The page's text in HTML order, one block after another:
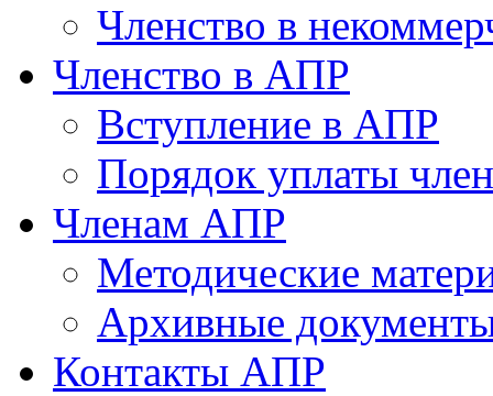
Членство в
Членство в АПР
Вступление в АПР
Порядок уплаты
Членам АПР
Методические
Архивные
Контакты АПР